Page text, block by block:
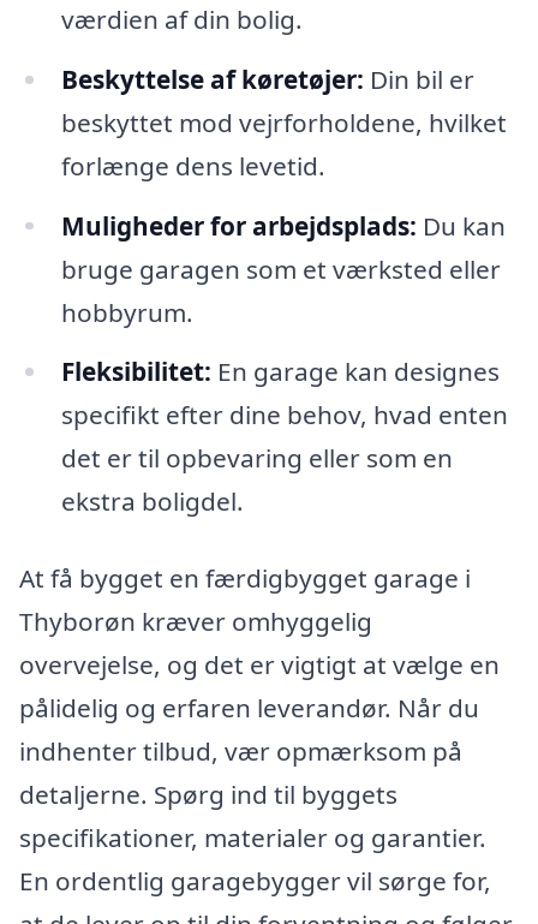
værdien af din bolig.
Beskyttelse af køretøjer: Din bil er
beskyttet mod vejrforholdene, hvilket
forlænge dens levetid.
Muligheder for arbejdsplads: Du kan
bruge garagen som et værksted eller
hobbyrum.
Fleksibilitet: En garage kan designes
specifikt efter dine behov, hvad enten
det er til opbevaring eller som en
ekstra boligdel.
At få bygget en færdigbygget garage i
Thyborøn kræver omhyggelig
overvejelse, og det er vigtigt at vælge en
pålidelig og erfaren leverandør. Når du
indhenter tilbud, vær opmærksom på
detaljerne. Spørg ind til byggets
specifikationer, materialer og garantier.
En ordentlig garagebygger vil sørge for,